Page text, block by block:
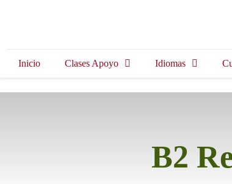
Inicio Clases Apoyo Idiomas
B2